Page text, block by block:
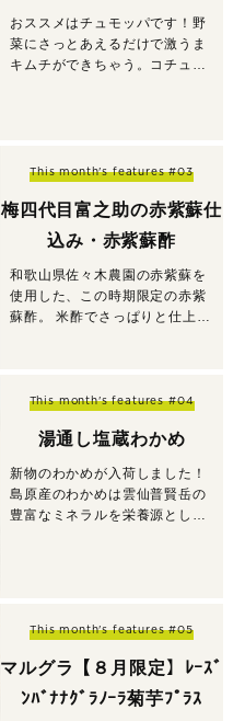
おススメはチュモッパです！野
菜にさっとあえるだけで激うま
キムチができちゃう。コチュジ
This month's features #03
梅四代目富之助の赤紫蘇仕
込み・赤紫蘇酢
和歌山県佐々木農園の赤紫蘇を
使用した、この時期限定の赤紫
蘇酢。 米酢でさっぱりと仕上
This month's features #04
湯通し塩蔵わかめ
新物のわかめが入荷しました！
島原産のわかめは雲仙普賢岳の
豊富なミネラルを栄養源とし、
This month's features #05
マルグラ【８月限定】ﾚｰｽﾞ
ﾝﾊﾞﾅﾅｸﾞﾗﾉｰﾗ菊芋ﾌﾟﾗｽ